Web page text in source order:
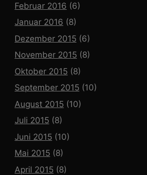
Februar 2016 (6)
Januar 2016 (8)
Dezember 2015 (6)
November 2015 (8)
Oktober 2015 (8)
September 2015 (10)
August 2015 (10)
Juli 2015 (8)
Juni 2015 (10)
Mai 2015 (8)
April 2015 (8)